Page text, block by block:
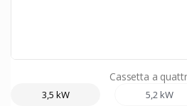
Cassetta a
3,5 kW 5,2 kW